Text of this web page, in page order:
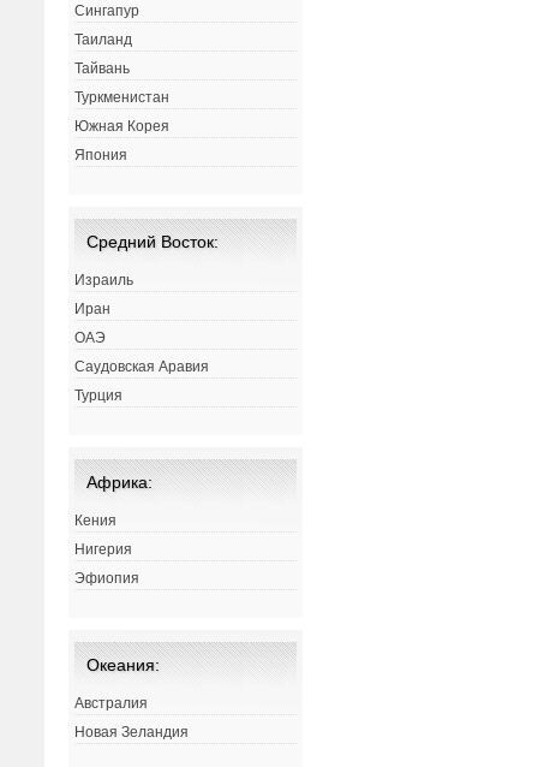
Сингапур
Таиланд
Тайвань
Туркменистан
Южная Корея
Япония
Средний Восток:
Израиль
Иран
ОАЭ
Саудовская Аравия
Турция
Африка:
Кения
Нигерия
Эфиопия
Океания:
Австралия
Новая Зеландия